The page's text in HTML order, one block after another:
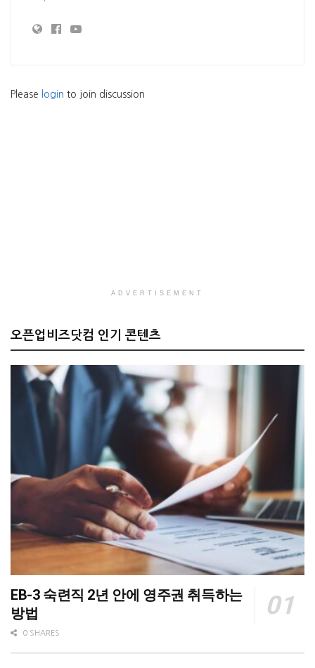
Please login to join discussion
ADVERTISEMENT
오픈업비즈닷컴 인기 콘텐츠
EB-3 숙련직 2년 안에 영주권 취득하는
방법
0 SHARES